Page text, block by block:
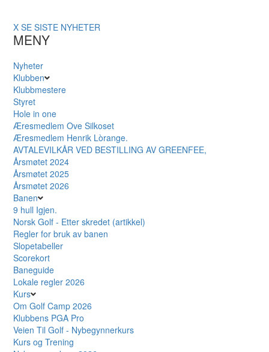
X SE SISTE NYHETER
MENY
Nyheter
Klubben
Klubbmestere
Styret
Hole in one
Æresmedlem Ove Silkoset
Æresmedlem Henrik Lòrange.
AVTALEVILKÅR VED BESTILLING AV GREENFEE,
Årsmøtet 2024
Årsmøtet 2025
Årsmøtet 2026
Banen
9 hull Igjen.
Norsk Golf - Etter skredet (artikkel)
Regler for bruk av banen
Slopetabeller
Scorekort
Baneguide
Lokale regler 2026
Kurs
Om Golf Camp 2026
Klubbens PGA Pro
Veien Til Golf - Nybegynnerkurs
Kurs og Trening